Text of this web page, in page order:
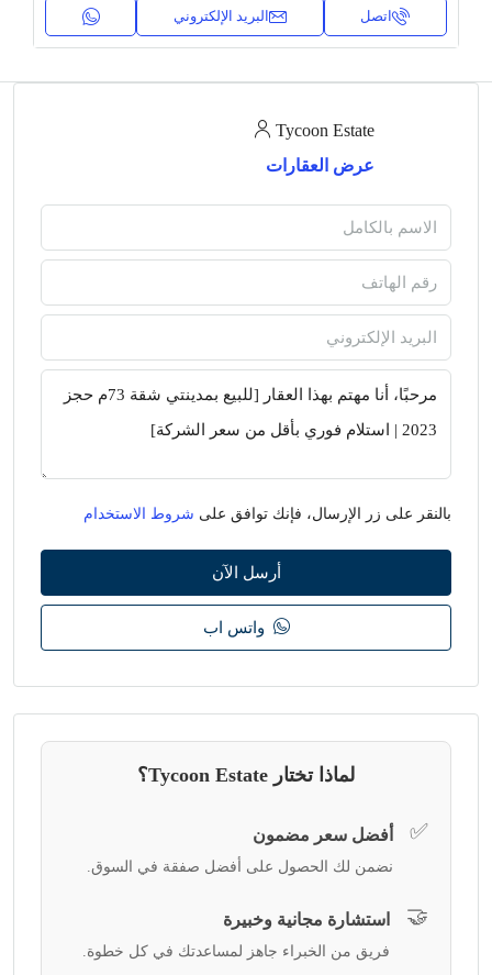
اتصل البريد الإلكتروني
Tycoon Estate
عرض العقارات
بالنقر على زر الإرسال، فإنك توافق على شروط الاستخدام
أرسل الآن
واتس اب
لماذا تختار Tycoon Estate؟
✅ أفضل سعر مضمون
نضمن لك الحصول على أفضل صفقة في السوق.
🤝 استشارة مجانية وخبيرة
فريق من الخبراء جاهز لمساعدتك في كل خطوة.